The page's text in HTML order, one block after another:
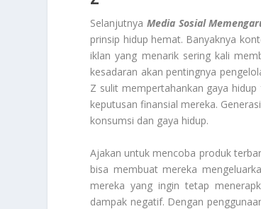
Selanjutnya Media Sosial
prinsip hidup hemat. Banyaknya
iklan yang menarik sering kali
kesadaran akan pentingnya
Z sulit mempertahankan gaya
keputusan finansial mereka.
konsumsi dan gaya hidup.
Ajakan untuk mencoba produk
bisa membuat mereka
mereka yang ingin tetap
dampak negatif. Dengan